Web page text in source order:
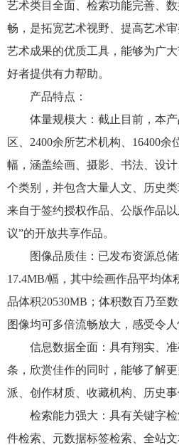
艺术类目全面、检索功能完善、
畅，是拓宽艺术视野、提高艺术
艺术成果的优质工具，能够为广
好者提供有力帮助。
产品特点：
体量规模大：截止目前，本产
区、2400余所艺术机构、16400余
幅，涵盖绘画、摄影、书法、设
个类别，并包含大量人文、历史
来自于签约授权作品、公版作品
议”的开放共享作品。
图像品质佳：已发布资源总储
17.4MB/幅，其中绘画作品平均体
品体积20530MB；体积数百乃至
图像均可多倍流畅放大，感受令人
信息数据全面：具有翔实、准
条，欣赏佳作的同时，能够了解
派、创作材质、收藏机构、历史事
检索能力强大：具有关键字检
件检索、元数据标签检索、全站